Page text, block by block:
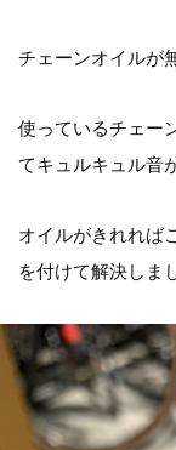
チェーンオイルが
使っているチェー
てキュルキュル音
オイルがきれれば
を付けて解決しま